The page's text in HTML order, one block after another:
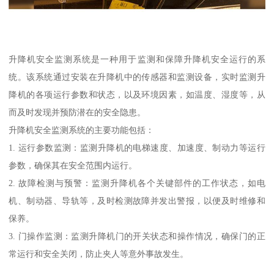
升降机安全监测系统是一种用于监测和保障升降机安全运行的系
统。该系统通过安装在升降机中的传感器和监测设备，实时监测升
降机的各项运行参数和状态，以及环境因素，如温度、湿度等，从
而及时发现并预防潜在的安全隐患。
升降机安全监测系统的主要功能包括：
1. 运行参数监测：监测升降机的电梯速度、加速度、制动力等运行
参数，确保其在安全范围内运行。
2. 故障检测与预警：监测升降机各个关键部件的工作状态，如电
机、制动器、导轨等，及时检测故障并发出警报，以便及时维修和
保养。
3. 门操作监测：监测升降机门的开关状态和操作情况，确保门的正
常运行和安全关闭，防止夹人等意外事故发生。